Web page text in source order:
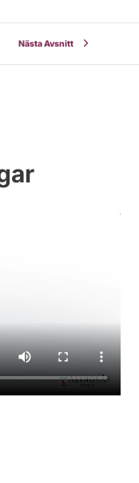
Nästa Avsnitt